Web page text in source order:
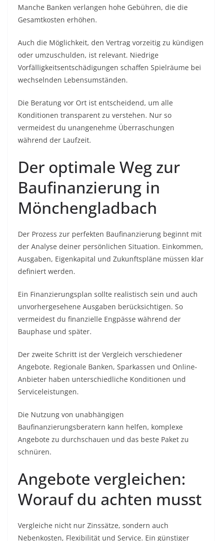
Manche Banken verlangen hohe Gebühren, die die
Gesamtkosten erhöhen.
Auch die Möglichkeit, den Vertrag vorzeitig zu kündigen
oder umzuschulden, ist relevant. Niedrige
Vorfälligkeitsentschädigungen schaffen Spielräume bei
wechselnden Lebensumständen.
Die Beratung vor Ort ist entscheidend, um alle
Konditionen transparent zu verstehen. Nur so
vermeidest du unangenehme Überraschungen
während der Laufzeit.
Der optimale Weg zur
Baufinanzierung in
Mönchengladbach
Der Prozess zur perfekten Baufinanzierung beginnt mit
der Analyse deiner persönlichen Situation. Einkommen,
Ausgaben, Eigenkapital und Zukunftspläne müssen klar
definiert werden.
Ein Finanzierungsplan sollte realistisch sein und auch
unvorhergesehene Ausgaben berücksichtigen. So
vermeidest du finanzielle Engpässe während der
Bauphase und später.
Der zweite Schritt ist der Vergleich verschiedener
Angebote. Regionale Banken, Sparkassen und Online-
Anbieter haben unterschiedliche Konditionen und
Serviceleistungen.
Die Nutzung von unabhängigen
Baufinanzierungsberatern kann helfen, komplexe
Angebote zu durchschauen und das beste Paket zu
schnüren.
Angebote vergleichen:
Worauf du achten musst
Vergleiche nicht nur Zinssätze, sondern auch
Nebenkosten, Flexibilität und Service. Ein günstiger